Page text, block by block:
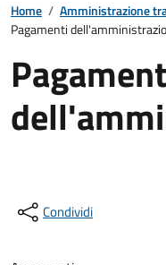
Home / Amministrazione
Pagamenti
Condividi